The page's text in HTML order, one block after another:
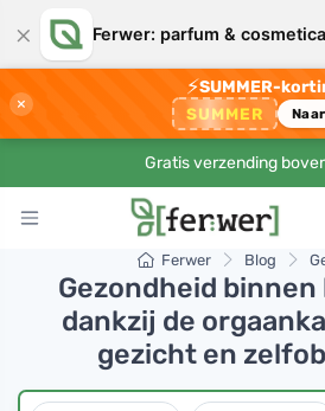
× Ferwer: parfum & cosmetica
×
⚡SUMMER-
SUMMER
Gratis verzending
Ferwer Blog
Gezondheid
dankzij de
gezicht en